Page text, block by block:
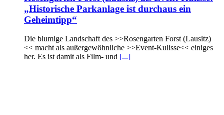
„Historische Parkanlage ist durchaus ein
Geheimtipp“
Die blumige Landschaft des >>Rosengarten Forst (Lausitz)
<< macht als außergewöhnliche >>Event-Kulisse<< einiges
her. Es ist damit als Film- und [...]